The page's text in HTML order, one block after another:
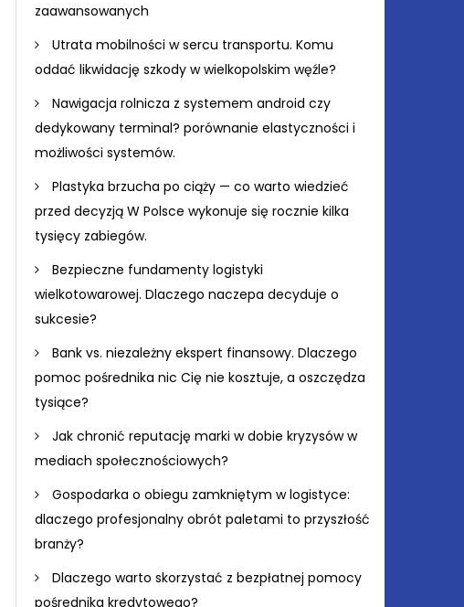
zaawansowanych
Utrata mobilności w sercu transportu. Komu
oddać likwidację szkody w wielkopolskim węźle?
Nawigacja rolnicza z systemem android czy
dedykowany terminal? porównanie elastyczności i
możliwości systemów.
Plastyka brzucha po ciąży — co warto wiedzieć
przed decyzją W Polsce wykonuje się rocznie kilka
tysięcy zabiegów.
Bezpieczne fundamenty logistyki
wielkotowarowej. Dlaczego naczepa decyduje o
sukcesie?
Bank vs. niezależny ekspert finansowy. Dlaczego
pomoc pośrednika nic Cię nie kosztuje, a oszczędza
tysiące?
Jak chronić reputację marki w dobie kryzysów w
mediach społecznościowych?
Gospodarka o obiegu zamkniętym w logistyce:
dlaczego profesjonalny obrót paletami to przyszłość
branży?
Dlaczego warto skorzystać z bezpłatnej pomocy
pośrednika kredytowego?